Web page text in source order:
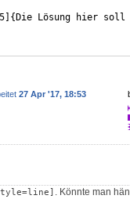
{ Die Lösung hier
27 Apr '17, 18:53
. Könnte man